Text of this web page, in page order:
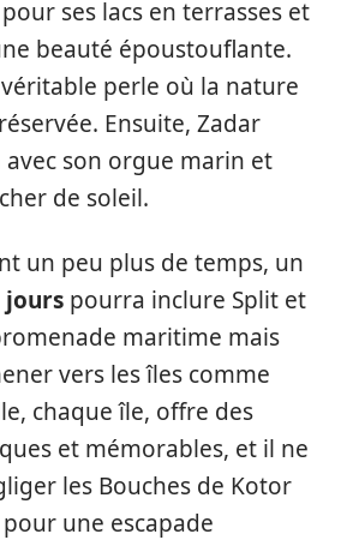
ses lacs en terrasses et
beauté époustouflante.
perle où la nature
Ensuite, Zadar
avec son orgue marin et
de soleil.
un peu plus de temps, un
jours pourra inclure Split et
maritime mais
vers les îles comme
chaque île, offre des
et mémorables, et il ne
les Bouches de Kotor
une escapade